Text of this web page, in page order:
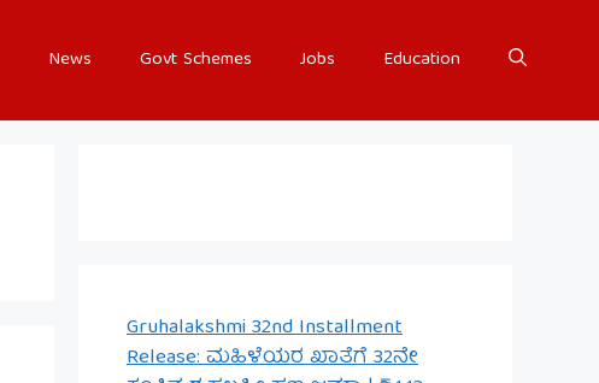
News Govt Schemes Jobs Education
Gruhalakshmi 32nd Installment
Release: ಮಹಿಳೆಯರ ಖಾತೆಗೆ 32ನೇ